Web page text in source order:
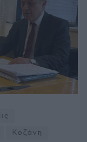
Κοζάνη